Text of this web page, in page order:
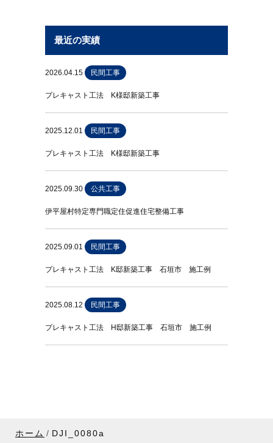
最近の実績
2026.04.15 民間工事
プレキャスト工法 K様邸新築工事
2025.12.01 民間工事
プレキャスト工法 K様邸新築工事
2025.09.30 公共工事
伊平屋村特定専門職定住促進住宅整備工事
2025.09.01 民間工事
プレキャスト工法 K邸新築工事 石垣市 施工例
2025.08.12 民間工事
プレキャスト工法 H邸新築工事 石垣市 施工例
ホーム DJI_0080a